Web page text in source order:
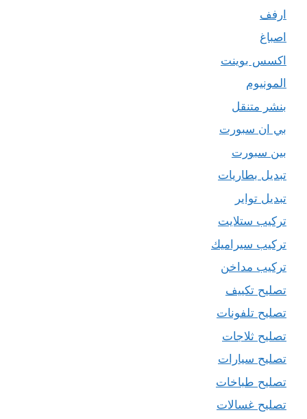
ارفف
اصباغ
اكسس بوينت
المونيوم
بنشر متنقل
بي ان سبورت
بين سبورت
تبديل بطاريات
تبديل تواير
تركيب ستلايت
تركيب سيراميك
تركيب مداخن
تصليح تكييف
تصليح تلفونات
تصليح ثلاجات
تصليح سيارات
تصليح طباخات
تصليح غسالات